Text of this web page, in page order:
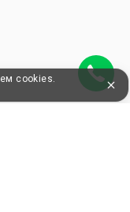
cookies.